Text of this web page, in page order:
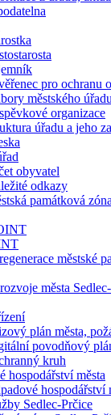
pro ochranu
městského úřadu
organizace
úřadu a jeho
obyvatel
odkazy
památková zóna
městské
města
plán města,
povodňový
kruh
hospodářství města
hospodářství
Sedlec-Prčice